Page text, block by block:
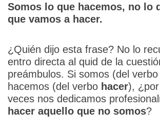
Somos lo que hacemos, no lo
que vamos a hacer.
¿Quién dijo esta frase? No lo
entro directa al quid de la
preámbulos. Si somos (del verbo
hacemos (del verbo hacer),
veces nos dedicamos
hacer aquello que no somos?